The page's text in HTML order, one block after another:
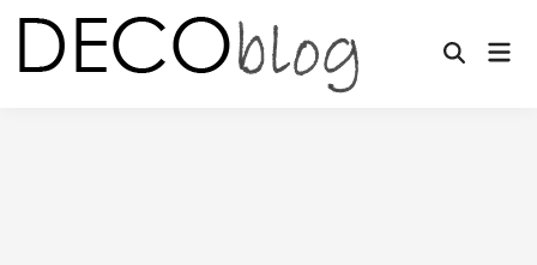
Saltar
contenido